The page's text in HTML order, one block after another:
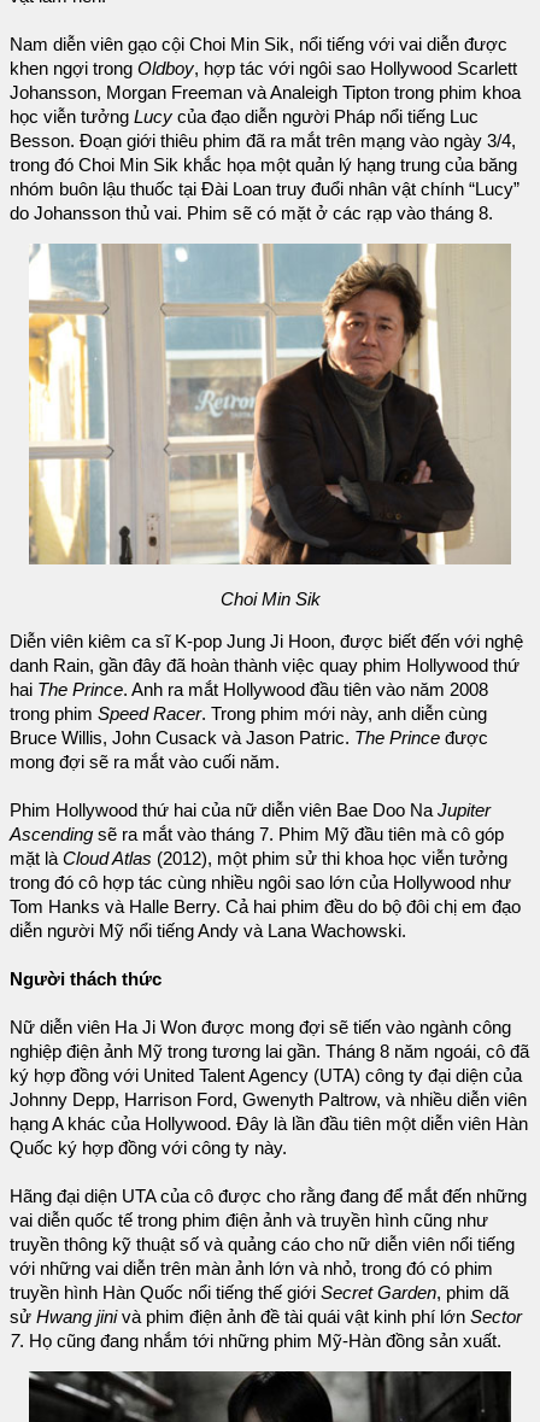
Nam diễn viên gạo cội Choi Min Sik, nổi tiếng với vai diễn được
khen ngợi trong Oldboy, hợp tác với ngôi sao Hollywood Scarlett
Johansson, Morgan Freeman và Analeigh Tipton trong phim khoa
học viễn tưởng Lucy của đạo diễn người Pháp nổi tiếng Luc
Besson. Đoạn giới thiêu phim đã ra mắt trên mạng vào ngày 3/4,
trong đó Choi Min Sik khắc họa một quản lý hạng trung của băng
nhóm buôn lậu thuốc tại Đài Loan truy đuổi nhân vật chính “Lucy”
do Johansson thủ vai. Phim sẽ có mặt ở các rạp vào tháng 8.
Choi Min Sik
Diễn viên kiêm ca sĩ K-pop Jung Ji Hoon, được biết đến với nghệ
danh Rain, gần đây đã hoàn thành việc quay phim Hollywood thứ
hai The Prince. Anh ra mắt Hollywood đầu tiên vào năm 2008
trong phim Speed Racer. Trong phim mới này, anh diễn cùng
Bruce Willis, John Cusack và Jason Patric. The Prince được
mong đợi sẽ ra mắt vào cuối năm.
Phim Hollywood thứ hai của nữ diễn viên Bae Doo Na Jupiter
Ascending sẽ ra mắt vào tháng 7. Phim Mỹ đầu tiên mà cô góp
mặt là Cloud Atlas (2012), một phim sử thi khoa học viễn tưởng
trong đó cô hợp tác cùng nhiều ngôi sao lớn của Hollywood như
Tom Hanks và Halle Berry. Cả hai phim đều do bộ đôi chị em đạo
diễn người Mỹ nổi tiếng Andy và Lana Wachowski.
Người thách thức
Nữ diễn viên Ha Ji Won được mong đợi sẽ tiến vào ngành công
nghiệp điện ảnh Mỹ trong tương lai gần. Tháng 8 năm ngoái, cô đã
ký hợp đồng với United Talent Agency (UTA) công ty đại diện của
Johnny Depp, Harrison Ford, Gwenyth Paltrow, và nhiều diễn viên
hạng A khác của Hollywood. Đây là lần đầu tiên một diễn viên Hàn
Quốc ký hợp đồng với công ty này.
Hãng đại diện UTA của cô được cho rằng đang để mắt đến những
vai diễn quốc tế trong phim điện ảnh và truyền hình cũng như
truyền thông kỹ thuật số và quảng cáo cho nữ diễn viên nổi tiếng
với những vai diễn trên màn ảnh lớn và nhỏ, trong đó có phim
truyền hình Hàn Quốc nổi tiếng thế giới Secret Garden, phim dã
sử Hwang jinivà phim điện ảnh đề tài quái vật kinh phí lớn Sector
7. Họ cũng đang nhắm tới những phim Mỹ-Hàn đồng sản xuất.